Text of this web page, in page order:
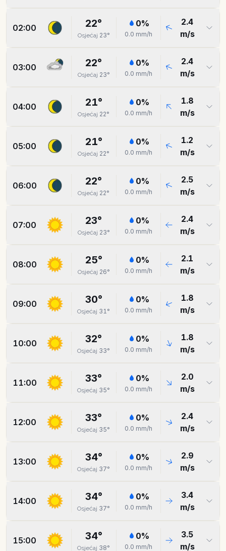
02:00 22°
Osjećaj 23°
0%
0.0 mm/h
2.4
m/s
03:00 22°
Osjećaj 23°
0%
0.0 mm/h
2.4
m/s
04:00 21°
Osjećaj 22°
0%
0.0 mm/h
1.8
m/s
05:00 21°
Osjećaj 22°
0%
0.0 mm/h
1.2
m/s
06:00 22°
Osjećaj 22°
0%
0.0 mm/h
2.5
m/s
07:00 23°
Osjećaj 23°
0%
0.0 mm/h
2.4
m/s
08:00 25°
Osjećaj 26°
0%
0.0 mm/h
2.1
m/s
09:00 30°
Osjećaj 31°
0%
0.0 mm/h
1.8
m/s
10:00 32°
Osjećaj 33°
0%
0.0 mm/h
1.8
m/s
11:00 33°
Osjećaj 35°
0%
0.0 mm/h
2.0
m/s
12:00 33°
Osjećaj 35°
0%
0.0 mm/h
2.4
m/s
13:00 34°
Osjećaj 37°
0%
0.0 mm/h
2.9
m/s
14:00 34°
Osjećaj 37°
0%
0.0 mm/h
3.4
m/s
15:00 34°
Osjećaj 38°
0%
0.0 mm/h
3.5
m/s